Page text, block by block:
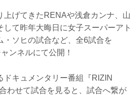
上げてきたRENAや浅倉カンナ、山
して昨年大晦日に女子スーパーアト
・ソヒの試合など、全6試合を
ンネルにて公開！
ドキュメンタリー番組『RIZIN
わせて試合を見ると、試合へ繋が